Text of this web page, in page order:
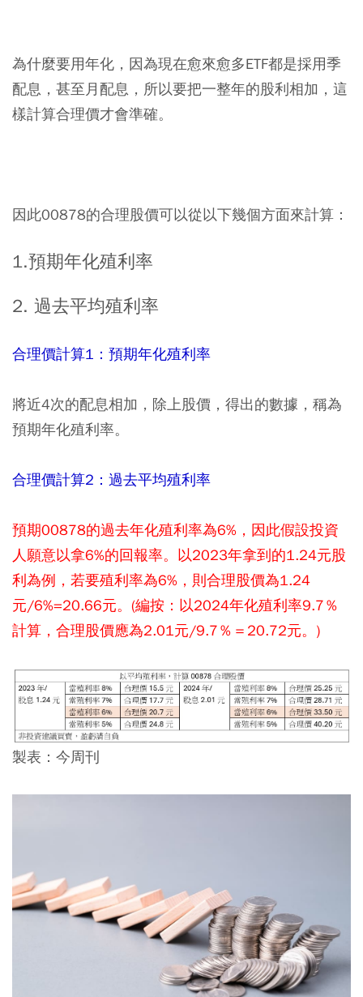
為什麼要用年化，因為現在愈來愈多ETF都是採用季
配息，甚至月配息，所以要把一整年的股利相加，這
樣計算合理價才會準確。
因此00878的合理股價可以從以下幾個方面來計算：
1.預期年化殖利率
2. 過去平均殖利率
合理價計算1：預期年化殖利率
將近4次的配息相加，除上股價，得出的數據，稱為
預期年化殖利率。
合理價計算2：過去平均殖利率
預期00878的過去年化殖利率為6%，因此假設投資
人願意以拿6%的回報率。以2023年拿到的1.24元股
利為例，若要殖利率為6%，則合理股價為1.24
元/6%=20.66元。(編按：以2024年化殖利率9.7％
計算，合理股價應為2.01元/9.7％＝20.72元。)
製表：今周刊